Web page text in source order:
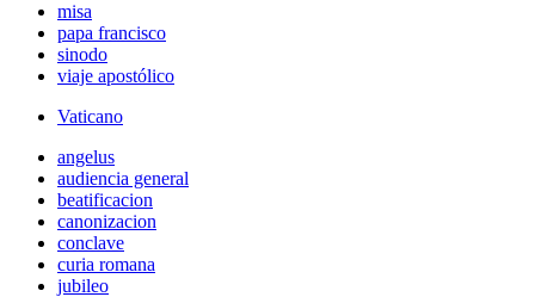
misa
papa francisco
sinodo
viaje apostólico
Vaticano
angelus
audiencia general
beatificacion
canonizacion
conclave
curia romana
jubileo